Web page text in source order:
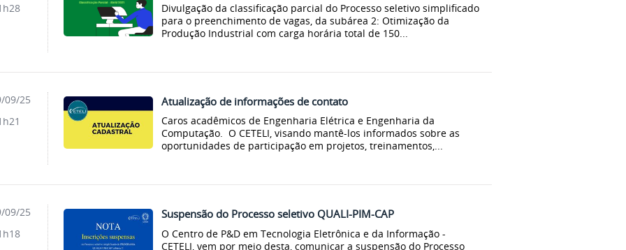
Divulgação da classificação parcial do Processo seletivo simplificado
para o preenchimento de vagas, da subárea 2: Otimização da
Produção Industrial com carga horária total de 150...
Atualização de informações de contato
Caros acadêmicos de Engenharia Elétrica e Engenharia da
Computação. O CETELI, visando mantê-los informados sobre as
oportunidades de participação em projetos, treinamentos,...
09/25
Suspensão do Processo seletivo QUALI-PIM-CAP
O Centro de P&D em Tecnologia Eletrônica e da Informação -
CETELI, vem por meio desta, comunicar a suspensão do Processo
09/25